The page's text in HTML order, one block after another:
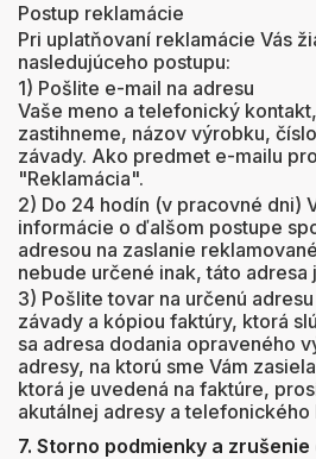
Postup reklamácie
Pri uplatňovaní reklamácie Vás
nasledujúceho postupu:
1) Pošlite e-mail na
Vaše meno a telefonický
zastihneme, názov výrobku,
závady. Ako predmet e-mailu
"Reklamácia".
2) Do 24 hodín (v pracovné dni)
informácie o ďalšom postupe
adresou na zaslanie
nebude určené inak, táto
3) Pošlite tovar na určenú
závady a kópiou faktúry, ktorá
sa adresa dodania opraveného
adresy, na ktorú sme Vám
ktorá je uvedená na faktúre,
akutálnej adresy a telefonického
7. Storno podmienky a